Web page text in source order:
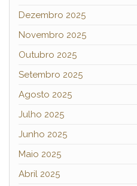
Dezembro 2025
Novembro 2025
Outubro 2025
Setembro 2025
Agosto 2025
Julho 2025
Junho 2025
Maio 2025
Abril 2025